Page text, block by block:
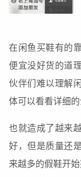
在闲鱼买鞋有的
便宜没好货的道
伙伴们难以理解
体可以看看详细的
也就造成了越来
好，但是质量还
来越多的假鞋开始